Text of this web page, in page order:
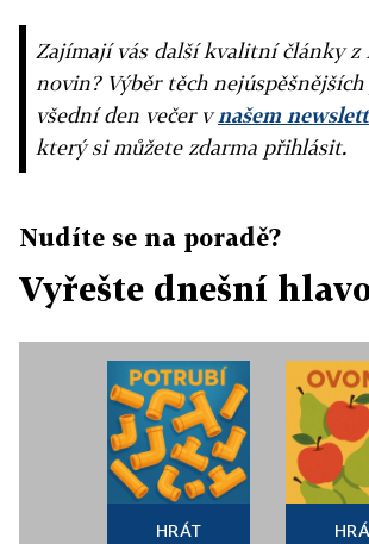
Zajímají vás další kvalitní články z
novin? Výběr těch
všední den večer vnašem
který si můžete zdarma přihlásit.
Nudíte se na poradě?
Vyřešte dnešní
HRÁT